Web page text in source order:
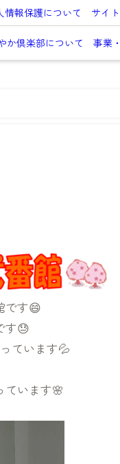
情報保護について サイ
か倶楽部について 事業
です😄
す😓
ています💦
ています🌸